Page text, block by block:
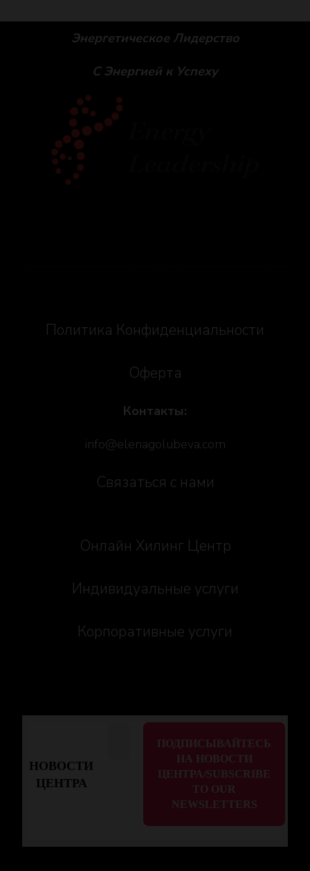
Энергетическое Лидерство
С Энергией к Успеху
Политика Конфиденциальности
Оферта
Контакты:
info@elenagolubeva.com
Связаться с нами
Онлайн Хилинг Центр
Индивидуальные услуги
Корпоративные услуги
НОВОСТИ
ЦЕНТРА